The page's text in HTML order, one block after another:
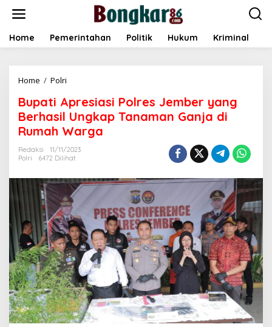
t
Home Pemerintahan Politik Hukum Kriminal
Home / Polri
p
a
i
A
p
e
s
i
a
s
i
P
o
l
r
e
s
J
e
Bupati Apresiasi Polres Jember yang
Berhasil Ungkap Tanaman Ganja di
Rumah Warga
Redaksi
11/11/2023
Polri
6472 Dilihat